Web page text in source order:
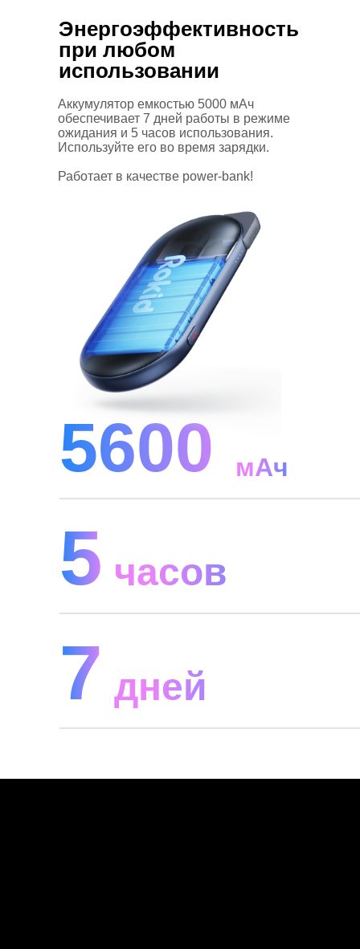
Энергоэффективность
при любом
использовании
Аккумулятор емкостью 5000 мАч
обеспечивает 7 дней работы в режиме
ожидания и 5 часов использования.
Используйте его во время зарядки.
Работает в качестве power-bank!
5600 мАч
5 часов
7 дней
Купить